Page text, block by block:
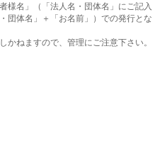
様名」（「法人名・団体名」にご記入
団体名」＋「お名前」）での発行とな
かねますので、管理にご注意下さい。